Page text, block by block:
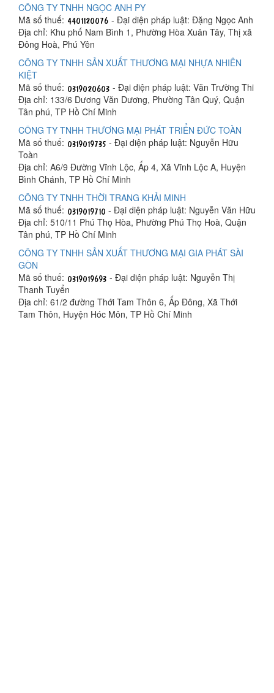
CÔNG TY TNHH NGỌC ANH PY
Mã số thuế:
- Đại diện pháp luật: Đặng Ngọc Anh
Địa chỉ: Khu phố Nam Bình 1, Phường Hòa Xuân Tây, Thị xã
Đông Hoà, Phú Yên
CÔNG TY TNHH SẢN XUẤT THƯƠNG MẠI NHỰA NHIÊN
KIỆT
Mã số thuế:
- Đại diện pháp luật: Văn Trường Thi
Địa chỉ: 133/6 Dương Văn Dương, Phường Tân Quý, Quận
Tân phú, TP Hồ Chí Minh
CÔNG TY TNHH THƯƠNG MẠI PHÁT TRIỂN ĐỨC TOÀN
Mã số thuế:
- Đại diện pháp luật: Nguyễn Hữu
Toàn
Địa chỉ: A6/9 Đường Vĩnh Lộc, Ấp 4, Xã Vĩnh Lộc A, Huyện
Bình Chánh, TP Hồ Chí Minh
CÔNG TY TNHH THỜI TRANG KHẢI MINH
Mã số thuế:
- Đại diện pháp luật: Nguyễn Văn Hữu
Địa chỉ: 510/11 Phú Thọ Hòa, Phường Phú Thọ Hoà, Quận
Tân phú, TP Hồ Chí Minh
CÔNG TY TNHH SẢN XUẤT THƯƠNG MẠI GIA PHÁT SÀI
GÒN
Mã số thuế:
- Đại diện pháp luật: Nguyễn Thị
Thanh Tuyển
Địa chỉ: 61/2 đường Thới Tam Thôn 6, Ấp Đông, Xã Thới
Tam Thôn, Huyện Hóc Môn, TP Hồ Chí Minh